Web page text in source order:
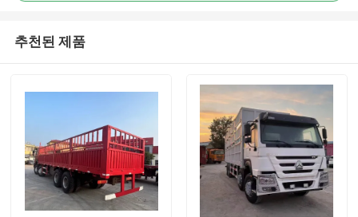
추천된 제품